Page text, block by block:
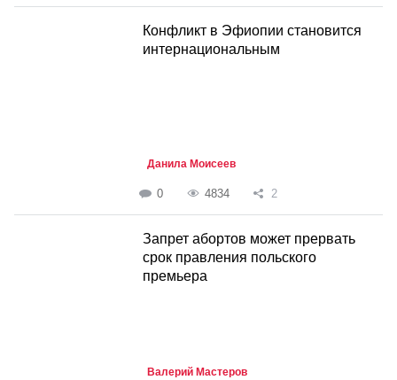
Конфликт в Эфиопии становится
интернациональным
Данила Моисеев
0 4834 2
Запрет абортов может прервать
срок правления польского
премьера
Валерий Мастеров